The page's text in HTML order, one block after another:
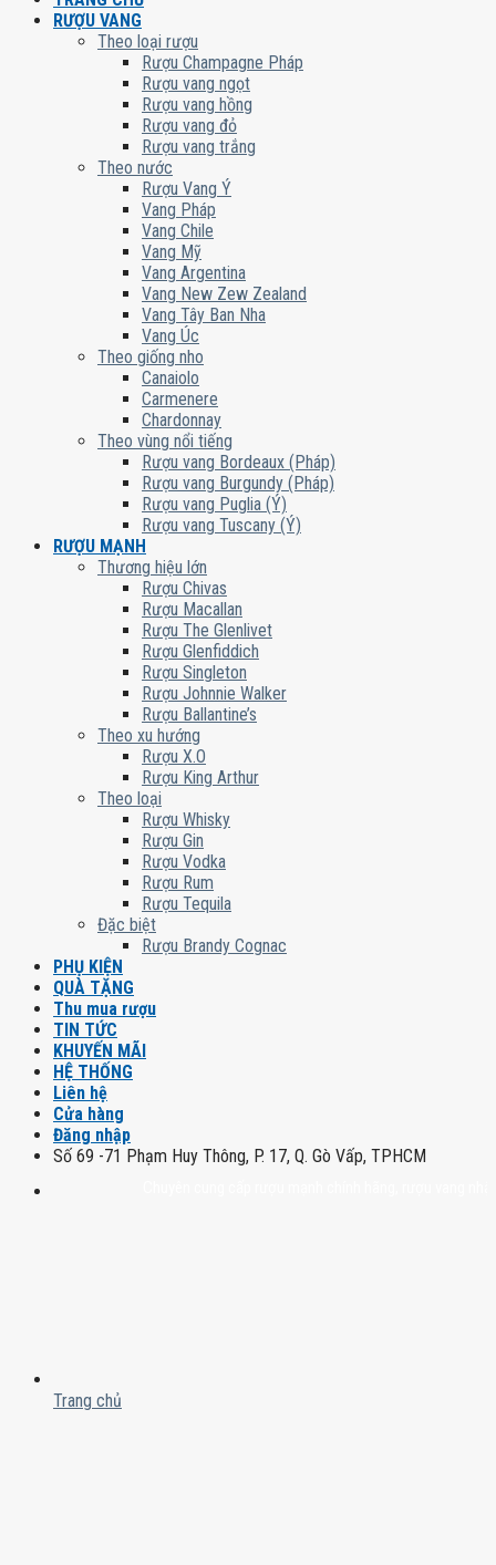
RƯỢU VANG
Theo loại rượu
Rượu Champagne Pháp
Rượu vang ngọt
Rượu vang hồng
Rượu vang đỏ
Rượu vang trắng
Theo nước
Rượu Vang Ý
Vang Pháp
Vang Chile
Vang Mỹ
Vang Argentina
Vang New Zew Zealand
Vang Tây Ban Nha
Vang Úc
Theo giống nho
Canaiolo
Carmenere
Chardonnay
Theo vùng nổi tiếng
Rượu vang Bordeaux (Pháp)
Rượu vang Burgundy (Pháp)
Rượu vang Puglia (Ý)
Rượu vang Tuscany (Ý)
RƯỢU MẠNH
Thương hiệu lớn
Rượu Chivas
Rượu Macallan
Rượu The Glenlivet
Rượu Glenfiddich
Rượu Singleton
Rượu Johnnie Walker
Rượu Ballantine’s
Theo xu hướng
Rượu X.O
Rượu King Arthur
Theo loại
Rượu Whisky
Rượu Gin
Rượu Vodka
Rượu Rum
Rượu Tequila
Đặc biệt
Rượu Brandy Cognac
PHỤ KIỆN
QUÀ TẶNG
Thu mua rượu
TIN TỨC
KHUYẾN MÃI
HỆ THỐNG
Liên hệ
Cửa hàng
Đăng nhập
Số 69 -71 Phạm Huy Thông, P. 17, Q. Gò Vấp, TPHCM
Trang chủ